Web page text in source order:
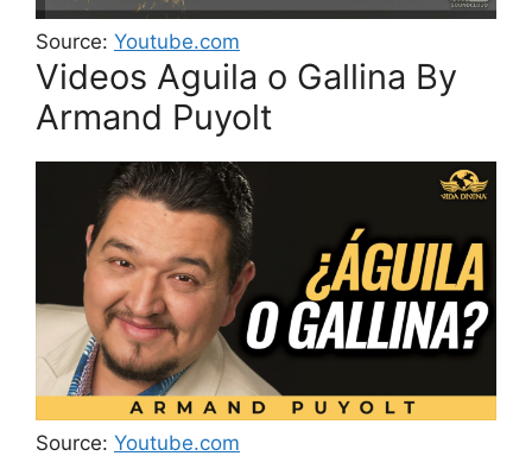
Source: Youtube.com
Videos Aguila o Gallina By
Armand Puyolt
Source: Youtube.com